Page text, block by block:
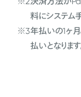
料にシステム
※3年払いの1ヶ月
払いとなりま